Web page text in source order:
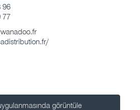
96
77
görüntüle